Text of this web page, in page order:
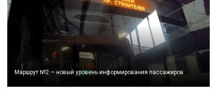
Маршрут №2 — новый уровень информирования пассажиров